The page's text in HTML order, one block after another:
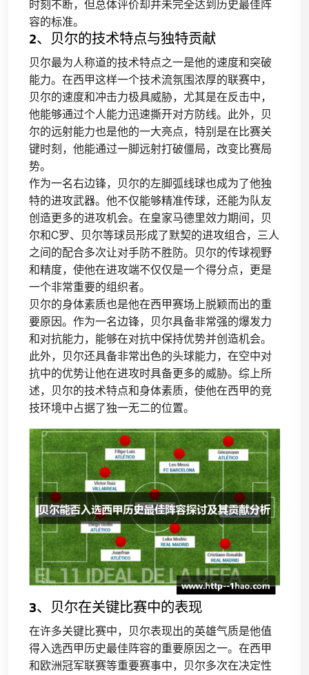
时刻不断，但总体评价却并未完全达到历史最佳阵
容的标准。
2、贝尔的技术特点与独特贡献
贝尔最为人称道的技术特点之一是他的速度和突破
能力。在西甲这样一个技术流氛围浓厚的联赛中，
贝尔的速度和冲击力极具威胁，尤其是在反击中，
他能够通过个人能力迅速撕开对方防线。此外，贝
尔的远射能力也是他的一大亮点，特别是在比赛关
键时刻，他能通过一脚远射打破僵局，改变比赛局
势。
作为一名右边锋，贝尔的左脚弧线球也成为了他独
特的进攻武器。他不仅能够精准传球，还能为队友
创造更多的进攻机会。在皇家马德里效力期间，贝
尔和C罗、贝尔等球员形成了默契的进攻组合，三人
之间的配合多次让对手防不胜防。贝尔的传球视野
和精度，使他在进攻端不仅仅是一个得分点，更是
一个非常重要的组织者。
贝尔的身体素质也是他在西甲赛场上脱颖而出的重
要原因。作为一名边锋，贝尔具备非常强的爆发力
和对抗能力，能够在对抗中保持优势并创造机会。
此外，贝尔还具备非常出色的头球能力，在空中对
抗中的优势让他在进攻时具备更多的威胁。综上所
述，贝尔的技术特点和身体素质，使他在西甲的竞
技环境中占据了独一无二的位置。
3、贝尔在关键比赛中的表现
在许多关键比赛中，贝尔表现出的英雄气质是他值
得入选西甲历史最佳阵容的重要原因之一。在西甲
和欧洲冠军联赛等重要赛事中，贝尔多次在决定性